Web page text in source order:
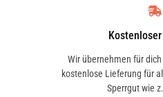
Wir übernehmen für
kostenlose Lieferung für
Sperrgut wie